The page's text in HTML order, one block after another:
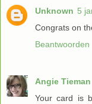
Unknown 5
Congrats on
Beantwoorden
Angie Tieman
Your card is